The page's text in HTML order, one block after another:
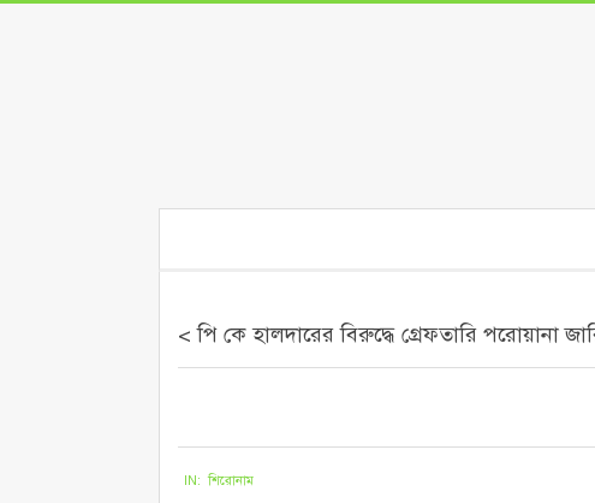
< পি কে হালদারের বিরুদ্ধে গ্রেফতারি পরোয়ানা
IN: শিরোনাম